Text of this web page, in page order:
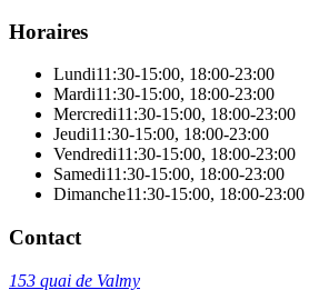
Horaires
Lundi11:30-15:00, 18:00-23:00
Mardi11:30-15:00, 18:00-23:00
Mercredi11:30-15:00, 18:00-23:00
Jeudi11:30-15:00, 18:00-23:00
Vendredi11:30-15:00, 18:00-23:00
Samedi11:30-15:00, 18:00-23:00
Dimanche11:30-15:00, 18:00-23:00
Contact
153 quai de Valmy